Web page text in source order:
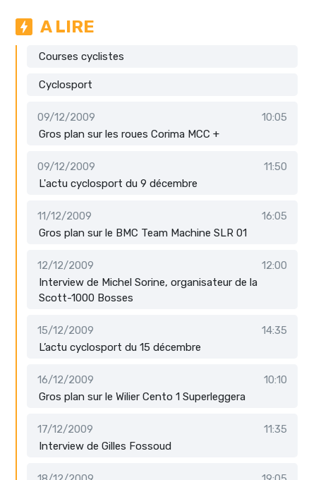
A LIRE
Courses cyclistes
Cyclosport
09/12/2009
10:05
Gros plan sur les roues Corima MCC +
09/12/2009
11:50
L'actu cyclosport du 9 décembre
11/12/2009
16:05
Gros plan sur le BMC Team Machine SLR 01
12/12/2009
12:00
Interview de Michel Sorine, organisateur de la
Scott-1000 Bosses
15/12/2009
14:35
L’actu cyclosport du 15 décembre
16/12/2009
10:10
Gros plan sur le Wilier Cento 1 Superleggera
17/12/2009
11:35
Interview de Gilles Fossoud